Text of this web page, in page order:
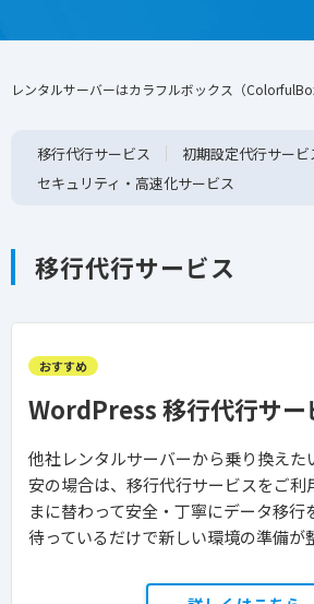
レンタルサーバーはカラフルボックス（ColorfulBox
移行代行サービス
初期設定代行サービ
セキュリティ・高速化サービス
移行代行サービス
おすすめ
WordPress 移行代行サー
他社レンタルサーバーから乗り換えた
安の場合は、移行代行サービスをご利
まに替わって安全・丁寧にデータ移行
待っているだけで新しい環境の準備が